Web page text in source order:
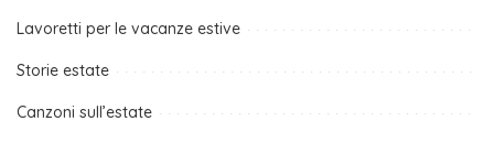
Lavoretti per le vacanze estive
Storie estate
Canzoni sull’estate